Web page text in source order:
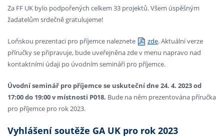
Za FF UK bylo podpořených celkem 33 projektů. Všem úspěšným
žadatelům srdečně gratulujeme!
Loňskou prezentaci pro příjemce naleznete zde. Aktuální verze
příručky se připravuje, bude uveřejněna zde v menu napravo nad
kontaktními údaji po úvodním semináři pro příjemce.
Úvodní seminář pro příjemce se uskuteční dne 24. 4. 2023 od
17:00 do 19:00 v místnosti P018. Bude na něm prezentována příručka
pro příjemce pro rok 2023.
Vyhlášení soutěže GA UK pro rok 2023